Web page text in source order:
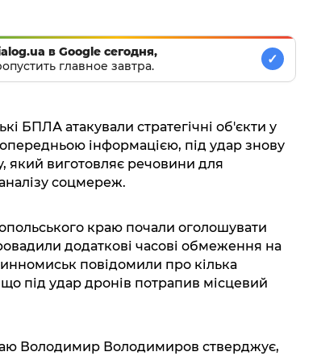
в Google сегодня,
главное завтра.
✓
БПЛА атакували стратегічні об'єкти у
інформацією, під удар знову
який виготовляє речовини для
соцмереж.
краю почали оголошувати
додаткові часові обмеження на
повідомили про кілька
під удар дронів потрапив місцевий
Володимир Володимиров стверджує,